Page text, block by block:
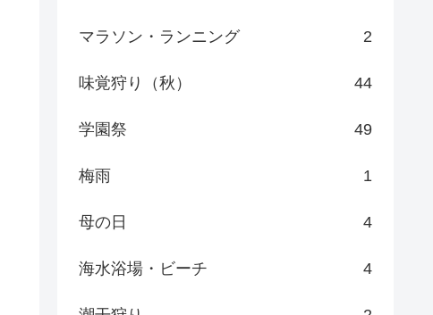
マラソン・ランニング 2
味覚狩り（秋） 44
学園祭 49
梅雨 1
母の日 4
海水浴場・ビーチ 4